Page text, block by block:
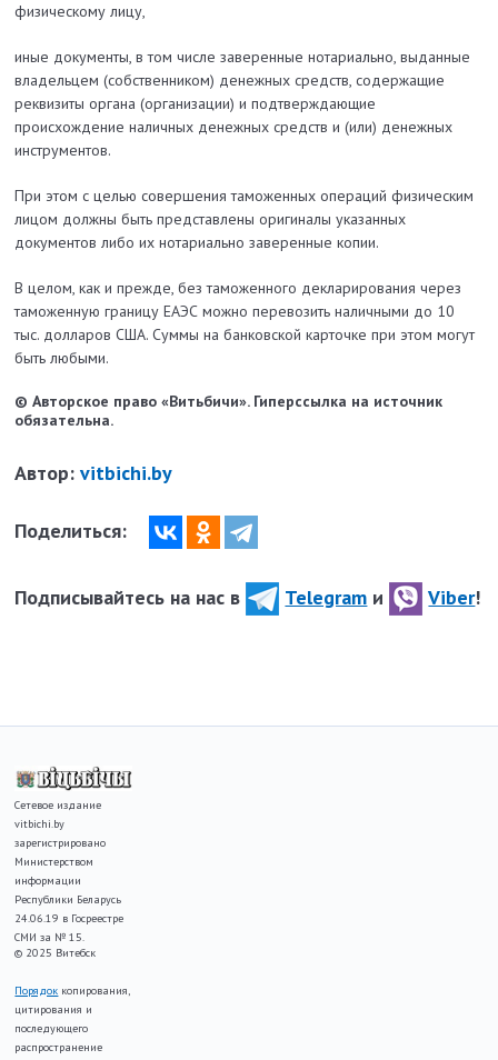
физическому лицу,
иные документы, в том числе заверенные нотариально, выданные
владельцем (собственником) денежных средств, содержащие
реквизиты органа (организации) и подтверждающие
происхождение наличных денежных средств и (или) денежных
инструментов.
При этом с целью совершения таможенных операций физическим
лицом должны быть представлены оригиналы указанных
документов либо их нотариально заверенные копии.
В целом, как и прежде, без таможенного декларирования через
таможенную границу ЕАЭС можно перевозить наличными до 10
тыс. долларов США. Суммы на банковской карточке при этом могут
быть любыми.
© Авторское право «Витьбичи». Гиперссылка на источник
обязательна.
Автор:vitbichi.by
Поделиться:
Подписывайтесь на нас в Telegram и Viber!
Сетевое издание
vitbichi.by
зарегистрировано
Министерством
информации
Республики Беларусь
24.06.19 в Госреестре
СМИ за № 15.
© 2025 Витебск
Порядок копирования,
цитирования и
последующего
распространение